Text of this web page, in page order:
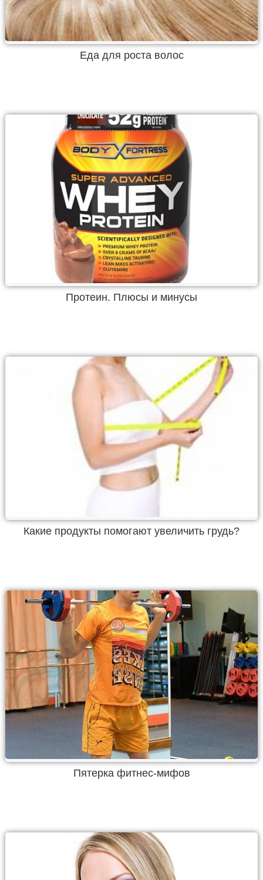
Еда для роста волос
Протеин. Плюсы и минусы
Какие продукты помогают увеличить грудь?
Пятерка фитнес-мифов